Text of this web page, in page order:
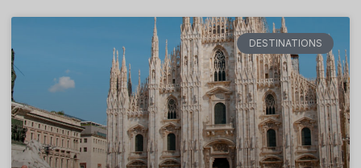
DESTINATIONS